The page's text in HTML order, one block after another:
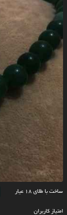
ساخت با طلای ۱۸ عیار
امتیاز کاربران